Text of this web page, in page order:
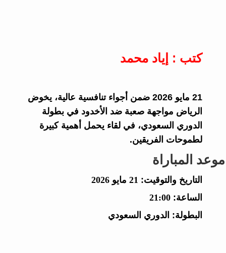
كتب : إياد محمد
21 مايو 2026 ضمن أجواء تنافسية عالية، يخوض
الرياض مواجهة صعبة ضد الأخدود في بطولة
الدوري السعودي، في لقاء يحمل أهمية كبيرة
لطموحات الفريقين.
موعد المباراة
التاريخ والتوقيت:
الساعة: 21:00
البطولة: الدوري السعودي